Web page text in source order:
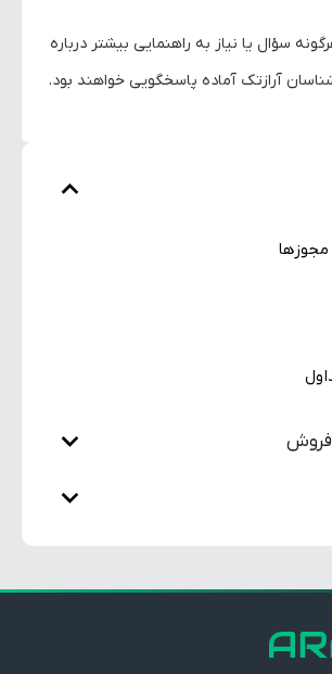
مجوزها
سؤال یا نیاز به راهنمایی بیشتر درباره
آرازتک آماده پاسخگویی خواهند بود.